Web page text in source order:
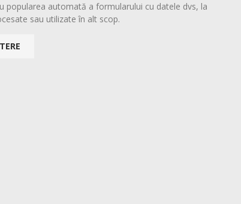
automată a formularului cu datele dvs, la
sau utilizate în alt scop.